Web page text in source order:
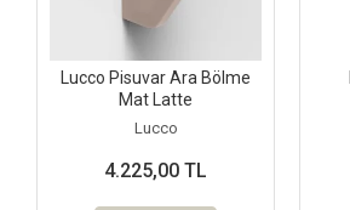
Lucco Pisuvar Ara Bölme
Mat Latte
Lucco
4.225,00 TL